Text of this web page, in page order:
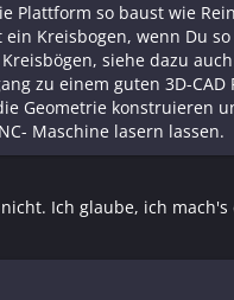
Plattform so baust wie
ein Kreisbogen, wenn Du
siehe dazu auch
zu einem guten 3D-CAD
Geometrie konstruieren
Maschine lasern lassen.
Ich glaube, ich mach's